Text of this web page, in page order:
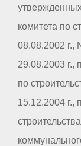
комитета по
08.08.2002 г.,
29.08.2003 г.,
по
15.12.2004 г.,